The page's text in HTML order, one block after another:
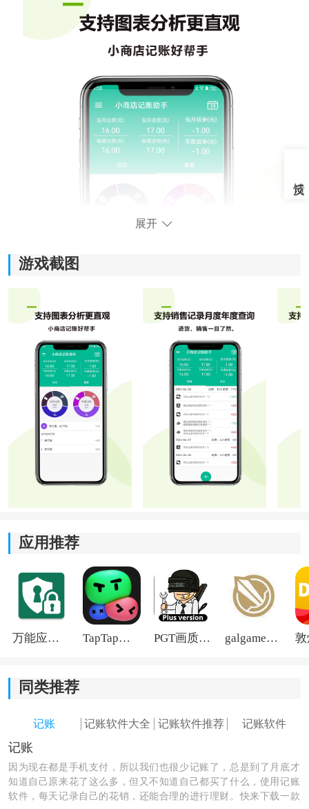
1、扫码快速记账：
别，平时记账速度会快很多，也能减少手动输入出错。
2、库存和销售同步：
商品卖出后，库存数据会跟着更新，缺货时也会提醒，
方便及时补货，不容易出现卖断货或者囤太多的问题。
3、账本分类清晰：
支持按照时间、客户或者项目分类管理账本，平时查收
入支出时会更方便，对账也不会太乱。
4、数据保存更安心：
软件支持备份功能，平时换手机或者误删数据时，找回
内容会更方便一些。
展开
游戏截图
应用推荐
万能应用隐藏 TapTap国际版2026 PGT画质助手旧版 galgame游戏盒子2026
同类推荐
记账 记账软件大全 记账软件推荐 记账软件
记账
因为现在都是手机支付，所以我们也很少记账了，总是到了月底才
知道自己原来花了这么多，但又不知道自己都买了什么，使用记账
软件，每天记录自己的花销，还能合理的进行理财。快来下载一款